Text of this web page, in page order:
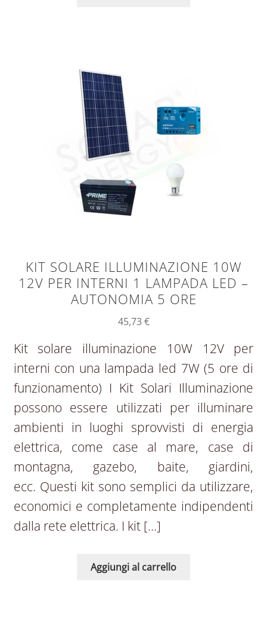
KIT SOLARE ILLUMINAZIONE 10W
12V PER INTERNI 1 LAMPADA LED –
AUTONOMIA 5 ORE
45,73€
Kit solare illuminazione 10W 12V per
interni con una lampada led 7W (5 ore di
funzionamento) I Kit Solari Illuminazione
possono essere utilizzati per illuminare
ambienti in luoghi sprovvisti di energia
elettrica, come case al mare, case di
montagna, gazebo, baite, giardini,
ecc. Questi kit sono semplici da utilizzare,
economici e completamente indipendenti
dalla rete elettrica. I kit […]
Aggiungi al carrello